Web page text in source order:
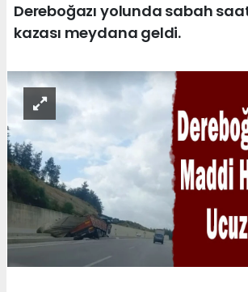
Dereboğazı yolunda sabah
kazası meydana geldi.